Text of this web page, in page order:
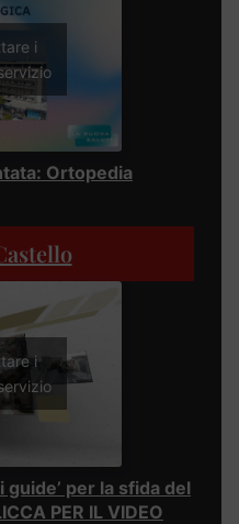
i
Ortopedia
i
guide’ per la sfida del
PER IL VIDEO